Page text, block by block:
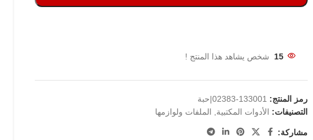
15 شخص يشاهد هذا المنتج !
رمز المنتج: 133001-02383|حبة
التصنيفات: الأدوات المكتبية الملفات ولوازمها
مشاركة: